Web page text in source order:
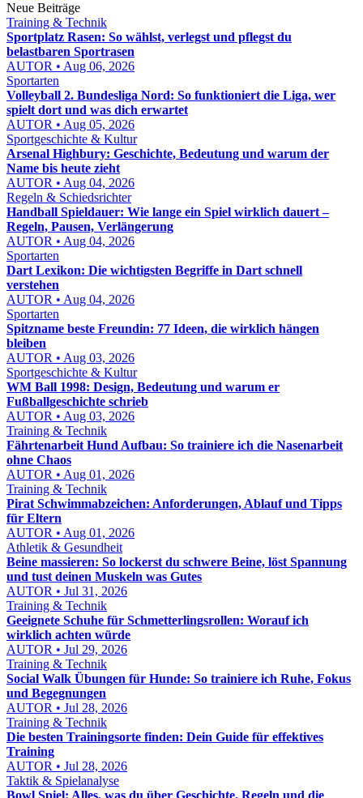
Neue Beiträge
Training & Technik
Sportplatz Rasen: So wählst, verlegst und pflegst du
belastbaren Sportrasen
AUTOR • Aug 06, 2026
Sportarten
Volleyball 2. Bundesliga Nord: So funktioniert die Liga, wer
spielt dort und was dich erwartet
AUTOR • Aug 05, 2026
Sportgeschichte & Kultur
Arsenal Highbury: Geschichte, Bedeutung und warum der
Name bis heute zieht
AUTOR • Aug 04, 2026
Regeln & Schiedsrichter
Handball Spieldauer: Wie lange ein Spiel wirklich dauert –
Regeln, Pausen, Verlängerung
AUTOR • Aug 04, 2026
Sportarten
Dart Lexikon: Die wichtigsten Begriffe in Dart schnell
verstehen
AUTOR • Aug 04, 2026
Sportarten
Spitzname beste Freundin: 77 Ideen, die wirklich hängen
bleiben
AUTOR • Aug 03, 2026
Sportgeschichte & Kultur
WM Ball 1998: Design, Bedeutung und warum er
Fußballgeschichte schrieb
AUTOR • Aug 03, 2026
Training & Technik
Fährtenarbeit Hund Aufbau: So trainiere ich die Nasenarbeit
ohne Chaos
AUTOR • Aug 01, 2026
Training & Technik
Pirat Schwimmabzeichen: Anforderungen, Ablauf und Tipps
für Eltern
AUTOR • Aug 01, 2026
Athletik & Gesundheit
Beine massieren: So lockerst du schwere Beine, löst Spannung
und tust deinen Muskeln was Gutes
AUTOR • Jul 31, 2026
Training & Technik
Geeignete Schuhe für Schmetterlingsrollen: Worauf ich
wirklich achten würde
AUTOR • Jul 29, 2026
Training & Technik
Social Walk Übungen für Hunde: So trainiere ich Ruhe, Fokus
und Begegnungen
AUTOR • Jul 28, 2026
Training & Technik
Die besten Trainingsorte finden: Dein Guide für effektives
Training
AUTOR • Jul 28, 2026
Taktik & Spielanalyse
Bowl Spiel: Alles, was du über Geschichte, Regeln und die